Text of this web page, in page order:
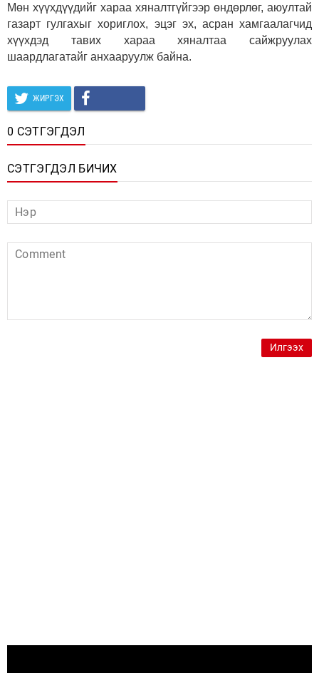
Мөн хүүхдүүдийг хараа хяналтгүйгээр өндөрлөг, аюултай
газарт гулгахыг хориглох, эцэг эх, асран хамгаалагчид
хүүхдэд тавих хараа хяналтаа сайжруулах
шаардлагатайг анхааруулж байна.
ЖИРГЭХ
0 СЭТГЭГДЭЛ
СЭТГЭГДЭЛ БИЧИХ
Илгээх